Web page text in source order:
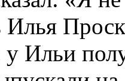
Илья
у Ильи